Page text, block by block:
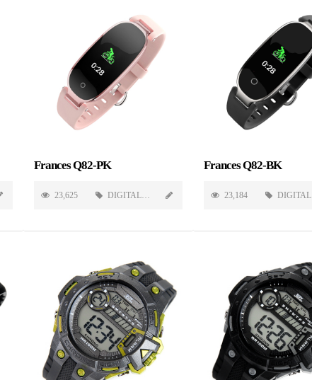
Frances Q82-PK
23,625 DIGITAL
Frances Q82-BK
23,184 DIGITAL